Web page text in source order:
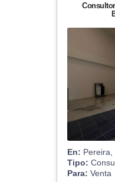
En: Pereira,
Tipo:
Para: Venta